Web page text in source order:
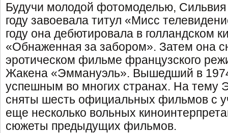
Будучи молодой фотомоделью, Сильвия
году завоевала титул «Мисс
году она дебютировала в голландском
«Обнаженная за забором». Затем она
эротическом фильме французского
Жакена «Эммануэль». Вышедший в
успешным во многих странах. На тему
сняты шесть официальных фильмов с
еще несколько вольных
сюжеты предыдущих фильмов.